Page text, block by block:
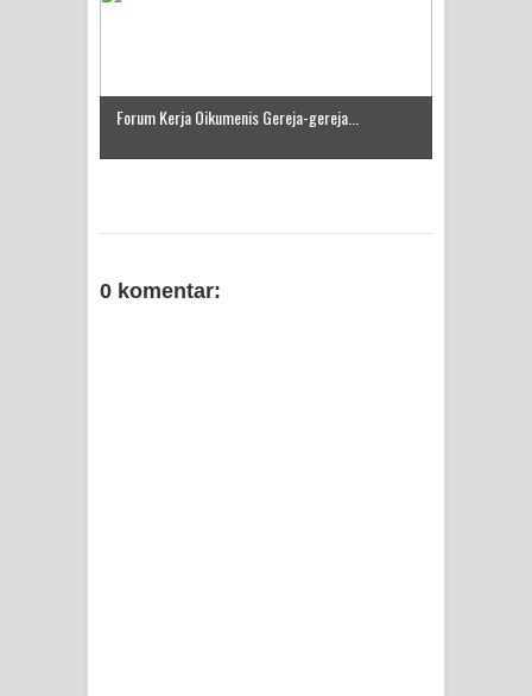
Forum Kerja Oikumenis Gereja-gereja...
0 komentar: